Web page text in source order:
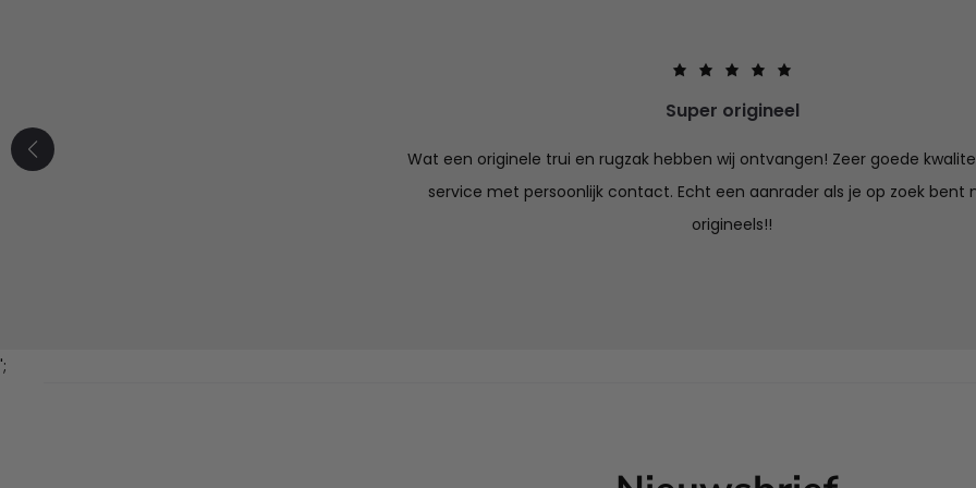
Super origineel
Wat een originele trui en rugzak hebben wij ontvangen! Zeer goede
service met persoonlijk contact. Echt een aanrader als je op zoek bent
origineels!!
';